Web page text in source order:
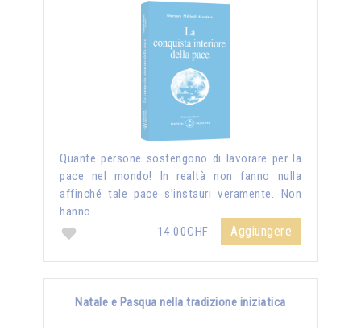
Quante persone sostengono di lavorare per la
pace nel mondo! In realtà non fanno nulla
affinché tale pace s’instauri veramente. Non
hanno …
14.00CHF
Aggiungere
Natale e Pasqua nella tradizione iniziatica